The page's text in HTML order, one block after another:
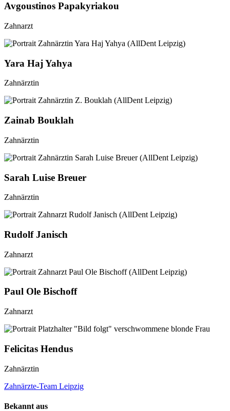
Avgoustinos Papakyriakou
Zahnarzt
Yara Haj Yahya
Zahnärztin
Zainab Bouklah
Zahnärztin
Sarah Luise Breuer
Zahnärztin
Rudolf Janisch
Zahnarzt
Paul Ole Bischoff
Zahnarzt
Felicitas Hendus
Zahnärztin
Zahnärzte-Team Leipzig
Bekannt aus